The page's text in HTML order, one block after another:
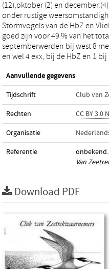
(12),oktober (2) en
onder rustige
Stormvogels van de HbZ en
goed zijn voor 49 % van het
septemberwerden bij west 8
en wel 4 exx, bij de HbZ en 1
Aanvullende gegevens
Tijdschrift Club van
Rechten CC BY 3.0
Organisatie
Referentie
Van
Download PDF